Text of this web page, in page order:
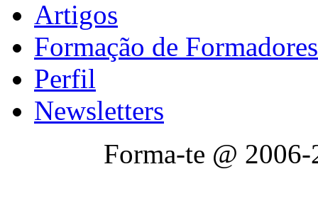
Artigos
Formação de Formadores
Perfil
Newsletters
Forma-te @